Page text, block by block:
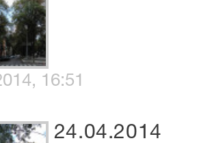
16:51
24.04.2014